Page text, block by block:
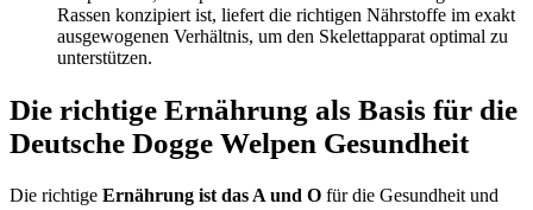
Rassen konzipiert ist, liefert die richtigen Nährstoffe im exakt
ausgewogenen Verhältnis, um den Skelettapparat optimal zu
unterstützen.
Die richtige Ernährung als Basis für die
Deutsche Dogge Welpen Gesundheit
Die richtige Ernährung ist das A und O für die Gesundheit und